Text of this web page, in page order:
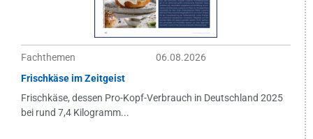
Fachthemen
06.08.2026
Frischkäse im Zeitgeist
Frischkäse, dessen Pro-Kopf-Verbrauch in Deutschland 2025
bei rund 7,4 Kilogramm...